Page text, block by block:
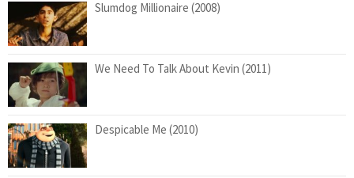
Slumdog Millionaire (2008)
We Need To Talk About Kevin (2011)
Despicable Me (2010)